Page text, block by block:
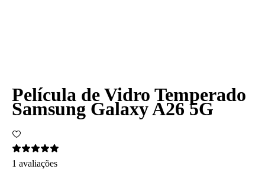
Película de Vidro Temperado
Samsung Galaxy A26 5G
1 avaliações